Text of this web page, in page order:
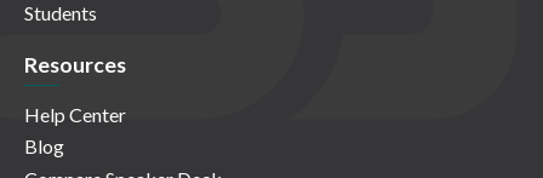
Students
Resources
Help Center
Blog